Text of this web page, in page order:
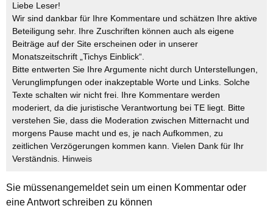
Liebe Leser!
Wir sind dankbar für Ihre Kommentare und schätzen Ihre aktive
Beteiligung sehr. Ihre Zuschriften können auch als eigene
Beiträge auf der Site erscheinen oder in unserer
Monatszeitschrift „Tichys Einblick“.
Bitte entwerten Sie Ihre Argumente nicht durch Unterstellungen,
Verunglimpfungen oder inakzeptable Worte und Links. Solche
Texte schalten wir nicht frei. Ihre Kommentare werden
moderiert, da die juristische Verantwortung bei TE liegt. Bitte
verstehen Sie, dass die Moderation zwischen Mitternacht und
morgens Pause macht und es, je nach Aufkommen, zu
zeitlichen Verzögerungen kommen kann. Vielen Dank für Ihr
Verständnis. Hinweis
Sie müssenangemeldetsein um einen Kommentar oder
eine Antwort schreiben zu können